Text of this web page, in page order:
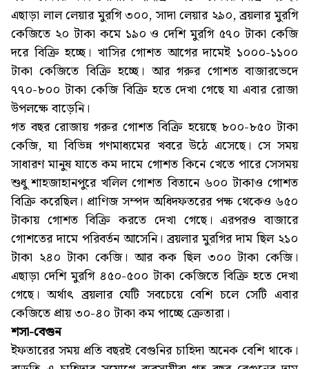
এছাড়া লাল লেয়ার মুরগি ৩০০, সাদা লেয়ার ২৯০, ব্রয়লার মুরগি
কেজিতে ২০ টাকা কমে ১৯০ ও দেশি মুরগি ৫৭০ টাকা কেজি
দরে বিক্রি হচ্ছে। খাসির গোশত আগের দামেই ১০০০-১১০০
টাকা কেজিতে বিক্রি হচ্ছে। আর গরুর গোশত বাজারভেদে
৭৭০-৮০০ টাকা কেজি বিক্রি হতে দেখা গেছে যা এবার রোজা
উপলক্ষে বাড়েনি।
গত বছর রোজায় গরুর গোশত বিক্রি হয়েছে ৮০০-৮৫০ টাকা
কেজি, যা বিভিন্ন গণমাধ্যমের খবরে উঠে এসেছে। সে সময়
সাধারণ মানুষ যাতে কম দামে গোশত কিনে খেতে পারে সেসময়
শুধু শাহজাহানপুরে খলিল গোশত বিতানে ৬০০ টাকাও গোশত
বিক্রি করেছিল। প্রাণিজ সম্পদ অধিদফতরের পক্ষ থেকেও ৬৫০
টাকায় গোশত বিক্রি করতে দেখা গেছে। এরপরও বাজারে
গোশতের দামে পরিবর্তন আসেনি। ব্রয়লার মুরগির দাম ছিল ২১০
টাকা ২৪০ টাকা কেজি। আর কক ছিল ৩০০ টাকা কেজি।
এছাড়া দেশি মুরগি ৪৫০-৫০০ টাকা কেজিতে বিক্রি হতে দেখা
গেছে। অর্থাৎ ব্রয়লার যেটি সবচেয়ে বেশি চলে সেটি এবার
কেজিতে প্রায় ৩০-৪০ টাকা কম পাচ্ছে ক্রেতারা।
শসা-বেগুন
ইফতারের সময় প্রতি বছরই বেগুনির চাহিদা অনেক বেশি থাকে।